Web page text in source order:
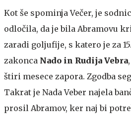
Kot še spominja Večer, je
odločila, da je bila Abramovu
zaradi goljufije, s katero je za
zakonca Nado in Rudija Vebra
štiri mesece zapora. Zgodba
Takrat je Nada Veber najela
prosil Abramov, ker naj bi